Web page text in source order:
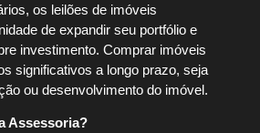
os leilões de imóveis
de expandir seu portfólio e
investimento. Comprar imóveis
significativos a longo prazo, seja
ou desenvolvimento do imóvel.
Assessoria?